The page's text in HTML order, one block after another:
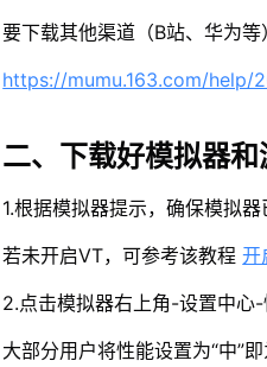
要下载其他渠道（B站、华为等
https://mumu.163.com/help/
二、下载好模拟器和
1.根据模拟器提示，确保模拟器
若未开启VT，可参考该教程
2.点击模拟器右上角-设置中心-
大部分用户将性能设置为“中”